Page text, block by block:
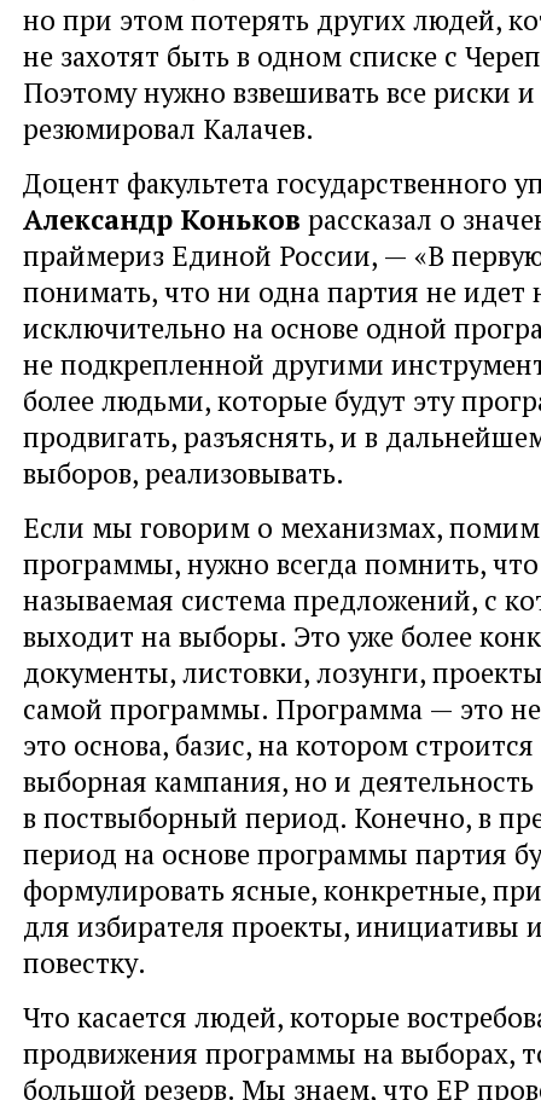
но при этом потерять других людей,
не захотят быть в одном списке с
Поэтому нужно взвешивать все риски
резюмировал Калачев.
Доцент факультета государственного
Александр Коньков рассказал о
праймериз Единой России, — «В
понимать, что ни одна партия не идет
исключительно на основе одной
не подкрепленной другими
более людьми, которые будут эту
продвигать, разъяснять, и в
выборов, реализовывать.
Если мы говорим о механизмах,
программы, нужно всегда помнить, что
называемая система предложений, с
выходит на выборы. Это уже более
документы, листовки, лозунги,
самой программы. Программа — это
это основа, базис, на котором
выборная кампания, но и
в поствыборный период. Конечно, в
период на основе программы партия
формулировать ясные, конкретные,
для избирателя проекты, инициативы
повестку.
Что касается людей, которые
продвижения программы на выборах,
большой резерв. Мы знаем, что ЕР